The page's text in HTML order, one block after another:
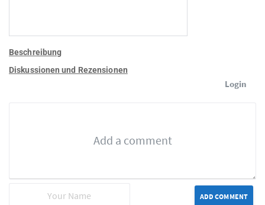
Beschreibung
Diskussionen und Rezensionen
Login
ADD COMMENT